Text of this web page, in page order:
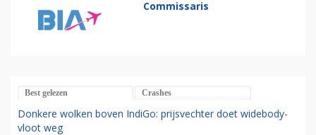
Commissaris
Best gelezen Crashes
Donkere wolken boven IndiGo: prijsvechter doet widebody-
vloot weg